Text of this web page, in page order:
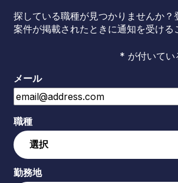
探している職種が見つかりませんか？
案件が掲載されたときに通知を受ける
* が付いてい
メール
職種
勤務地